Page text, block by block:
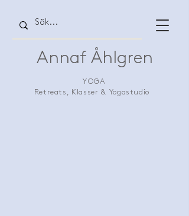
Annaf Åhlgren
YOGA
Retreats, Klasser & Yogastudio